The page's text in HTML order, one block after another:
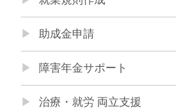
助成金申請
障害年金サポート
治療・就労 両立支援